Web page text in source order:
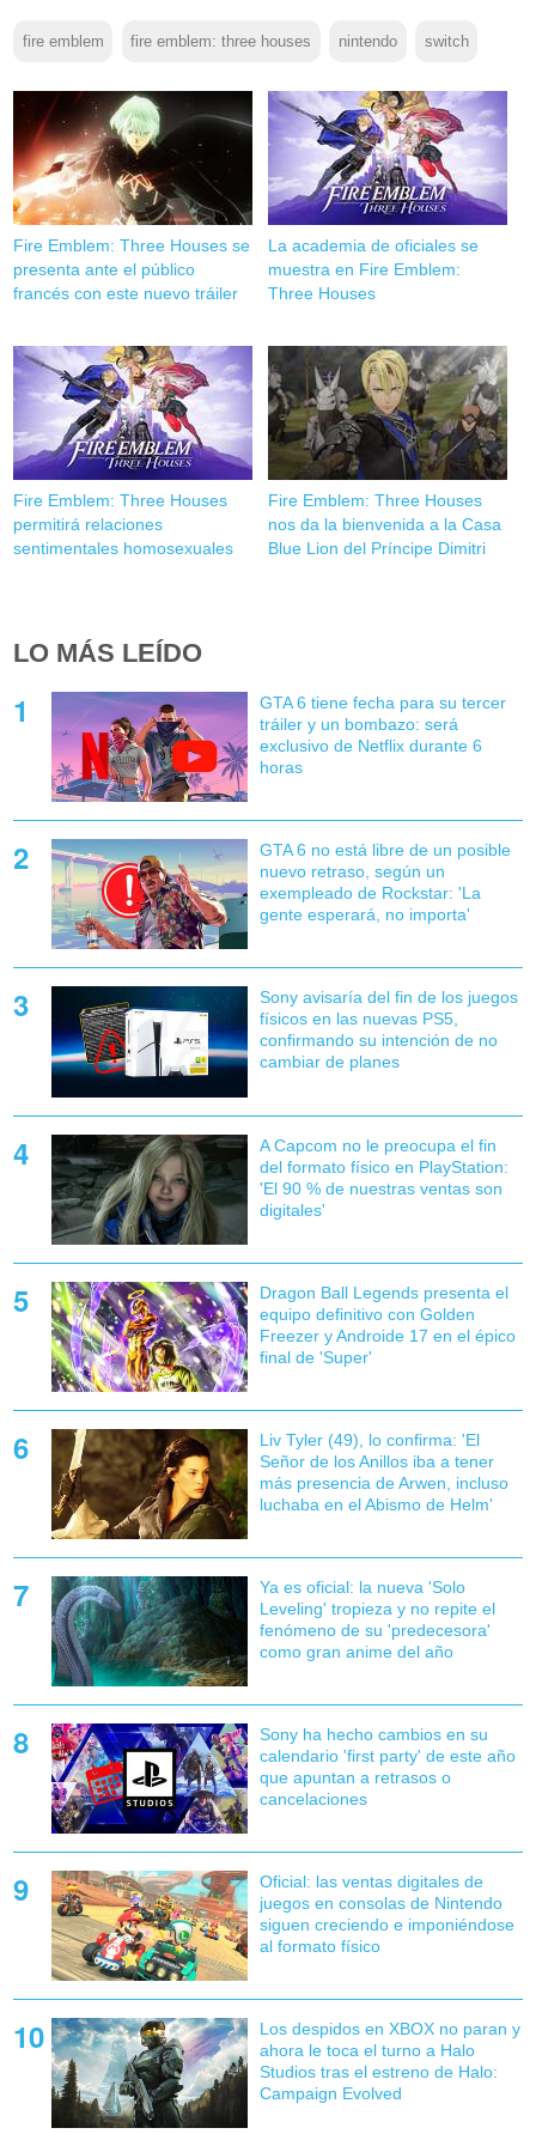
fire emblem fire emblem: three houses nintendo switch
Fire Emblem: Three Houses se
presenta ante el público
francés con este nuevo tráiler
La academia de oficiales se
muestra en Fire Emblem:
Three Houses
Fire Emblem: Three Houses
permitirá relaciones
sentimentales homosexuales
Fire Emblem: Three Houses
nos da la bienvenida a la Casa
Blue Lion del Príncipe Dimitri
LO MÁS LEÍDO
GTA 6 tiene fecha para su tercer
tráiler y un bombazo: será
exclusivo de Netflix durante 6
horas
GTA 6 no está libre de un posible
nuevo retraso, según un
exempleado de Rockstar: 'La
gente esperará, no importa'
Sony avisaría del fin de los juegos
físicos en las nuevas PS5,
confirmando su intención de no
cambiar de planes
A Capcom no le preocupa el fin
del formato físico en PlayStation:
'El 90 % de nuestras ventas son
digitales'
Dragon Ball Legends presenta el
equipo definitivo con Golden
Freezer y Androide 17 en el épico
final de 'Super'
Liv Tyler (49), lo confirma: 'El
Señor de los Anillos iba a tener
más presencia de Arwen, incluso
luchaba en el Abismo de Helm'
Ya es oficial: la nueva 'Solo
Leveling' tropieza y no repite el
fenómeno de su 'predecesora'
como gran anime del año
Sony ha hecho cambios en su
calendario 'first party' de este año
que apuntan a retrasos o
cancelaciones
Oficial: las ventas digitales de
juegos en consolas de Nintendo
siguen creciendo e imponiéndose
al formato físico
Los despidos en XBOX no paran y
ahora le toca el turno a Halo
Studios tras el estreno de Halo:
Campaign Evolved